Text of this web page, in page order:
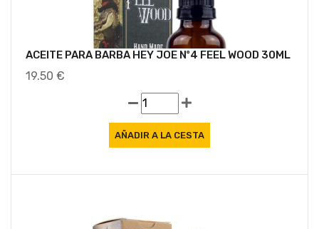
ACEITE PARA BARBA HEY JOE Nº4 FEEL WOOD 30ML
19.50 €